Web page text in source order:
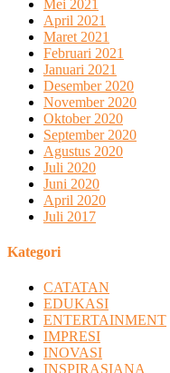
Mei 2021
April 2021
Maret 2021
Februari 2021
Januari 2021
Desember 2020
November 2020
Oktober 2020
September 2020
Agustus 2020
Juli 2020
Juni 2020
April 2020
Juli 2017
Kategori
CATATAN
EDUKASI
ENTERTAINMENT
IMPRESI
INOVASI
INSPIRASIANA